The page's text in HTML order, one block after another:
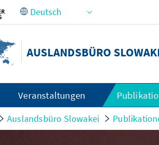
AUSLANDSBÜRO
Veranstaltungen
Auslandsbüro Slowakei